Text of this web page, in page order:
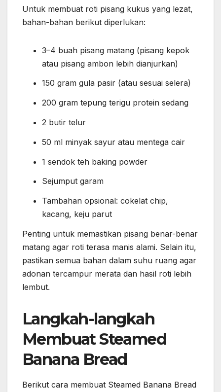
Untuk membuat roti pisang kukus yang lezat,
bahan-bahan berikut diperlukan:
3–4 buah pisang matang (pisang kepok
atau pisang ambon lebih dianjurkan)
150 gram gula pasir (atau sesuai selera)
200 gram tepung terigu protein sedang
2 butir telur
50 ml minyak sayur atau mentega cair
1 sendok teh baking powder
Sejumput garam
Tambahan opsional: cokelat chip,
kacang, keju parut
Penting untuk memastikan pisang benar-benar
matang agar roti terasa manis alami. Selain itu,
pastikan semua bahan dalam suhu ruang agar
adonan tercampur merata dan hasil roti lebih
lembut.
Langkah-langkah
Membuat Steamed
Banana Bread
Berikut cara membuat Steamed Banana Bread